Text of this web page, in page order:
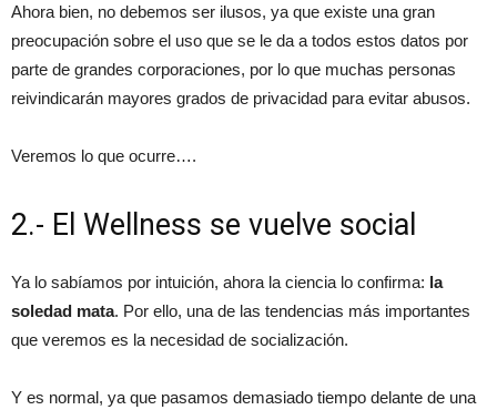
Ahora bien, no debemos ser ilusos, ya que existe una gran
preocupación sobre el uso que se le da a todos estos datos por
parte de grandes corporaciones, por lo que muchas personas
reivindicarán mayores grados de privacidad para evitar abusos.
Veremos lo que ocurre….
2.- El Wellness se vuelve social
Ya lo sabíamos por intuición, ahora la ciencia lo confirma: la
soledad mata. Por ello, una de las tendencias más importantes
que veremos es la necesidad de socialización.
Y es normal, ya que pasamos demasiado tiempo delante de una